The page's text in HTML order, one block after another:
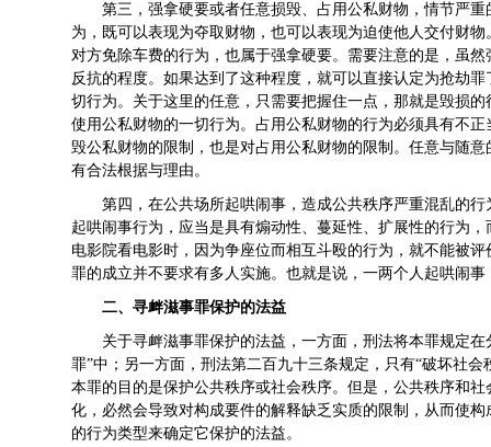
第三，强拿硬要或者任意损毁、占用公私财物，情节严
为，既可以表现为夺取财物，也可以表现为迫使他人交付财
对方免除车费的行为，也属于强拿硬要。需要注意的是，虽
反抗的程度。如果达到了这种程度，就可以直接认定为抢劫
切行为。关于这里的任意，只需要把握住一点，那就是毁损
使用公私财物的一切行为。占用公私财物的行为必须具有不
毁公私财物的限制，也是对占用公私财物的限制。任意与随
有合法根据与理由。
第四，在公共场所起哄闹事，造成公共秩序严重混乱的
起哄闹事行为，应当是具有煽动性、蔓延性、扩展性的行为
电影院看电影时，因为争座位而相互斗殴的行为，就不能被
罪的成立并不要求有多人实施。也就是说，一两个人起哄闹
二、寻衅滋事罪保护的法益
关于寻衅滋事罪保护的法益，一方面，刑法将本罪规定
罪”中；另一方面，刑法第二百九十三条规定，只有“破坏社
本罪的目的是保护公共秩序或社会秩序。但是，公共秩序和
化，必然会导致对构成要件的解释缺乏实质的限制，从而使
的行为类型来确定它保护的法益。